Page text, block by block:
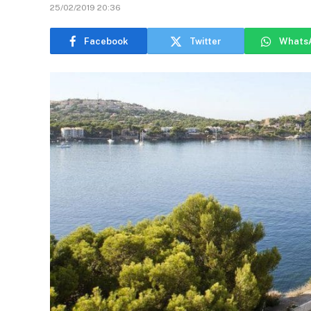
25/02/2019 20:36
Facebook Twitter